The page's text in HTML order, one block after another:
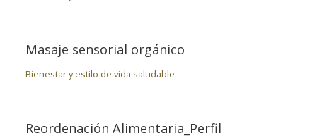
Masaje sensorial orgánico
Bienestar y estilo de vida saludable
Reordenación Alimentaria_Perfil